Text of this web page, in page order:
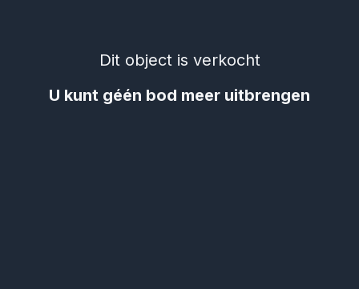
Dit object is verkocht
U kunt géén bod meer uitbrengen